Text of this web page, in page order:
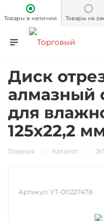
Товары в наличии Товары на
Диск
алмазный
для
125х22,2
Главная Каталог
Артикул: УТ-00227478